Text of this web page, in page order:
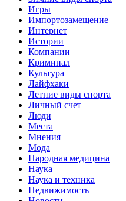
Игры
Импортозамещение
Интернет
Истории
Компании
Криминал
Культура
Лайфхаки
Летние виды спорта
Личный счет
Люди
Места
Мнения
Мода
Народная медицина
Наука
Наука и техника
Недвижимость